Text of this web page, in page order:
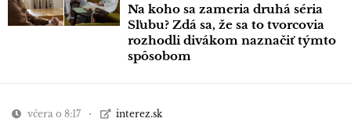
Na koho sa zameria druhá séria
Sľubu? Zdá sa, že sa to tvorcovia
rozhodli divákom naznačiť týmto
spôsobom
včera o 8:17 interez.sk